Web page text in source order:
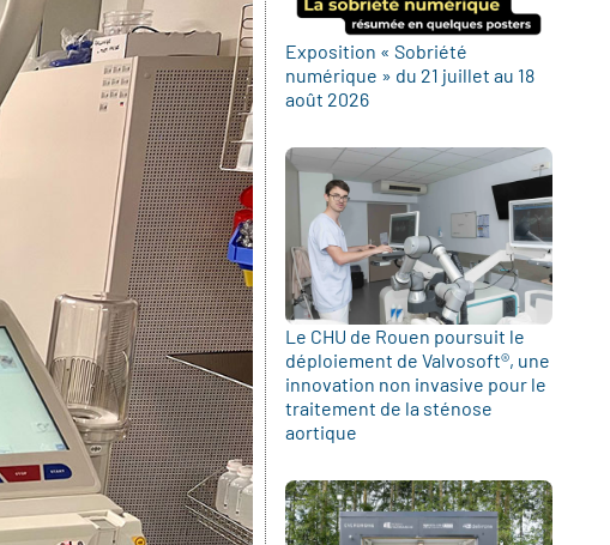
Exposition « Sobriété
numérique » du 21 juillet au 18
août 2026
Le CHU de Rouen poursuit le
déploiement de Valvosoft®, une
innovation non invasive pour le
traitement de la sténose
aortique